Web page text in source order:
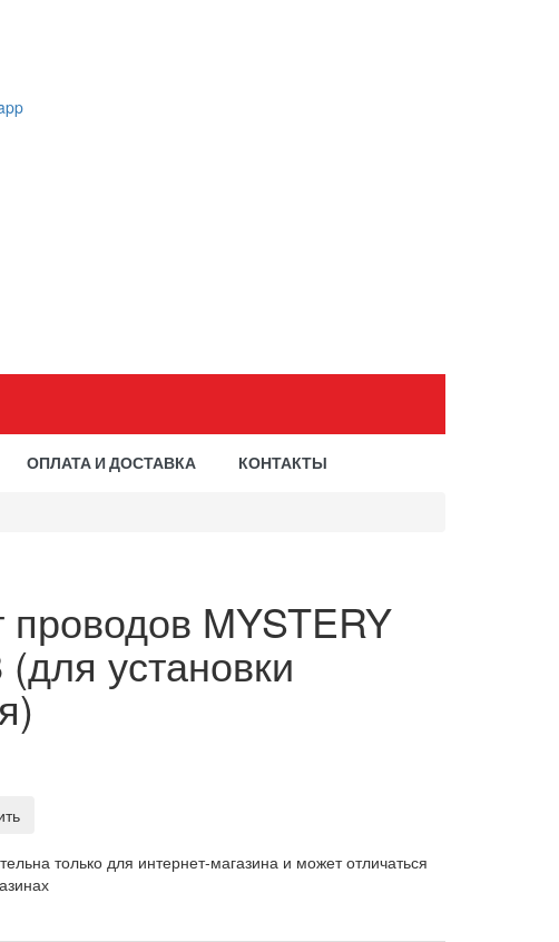
ОПЛАТА И ДОСТАВКА КОНТАКТЫ
проводов MYSTERY
установки
только для интернет-магазина и может отличаться